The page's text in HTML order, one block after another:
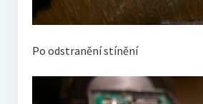
Po odstranění stínění